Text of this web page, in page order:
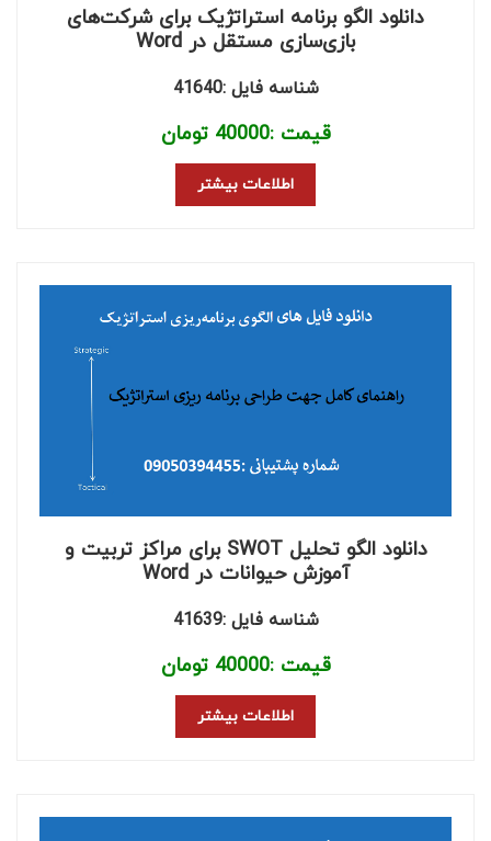
دانلود الگو برنامه استراتژیک برای شرکت‌های
بازی‌سازی مستقل در Word
شناسه فایل :41640
قیمت :40000 تومان
اطلاعات بیشتر
دانلود الگو تحلیل SWOT برای مراکز تربیت و
آموزش حیوانات در Word
شناسه فایل :41639
قیمت :40000 تومان
اطلاعات بیشتر